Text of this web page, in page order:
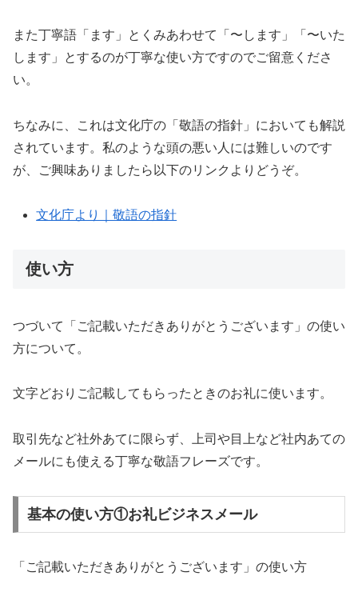
また丁寧語「ます」とくみあわせて「〜します」「〜いた
します」とするのが丁寧な使い方ですのでご留意くださ
い。
ちなみに、これは文化庁の「敬語の指針」においても解説
されています。私のような頭の悪い人には難しいのです
が、ご興味ありましたら以下のリンクよりどうぞ。
文化庁より｜敬語の指針
使い方
つづいて「ご記載いただきありがとうございます」の使い
方について。
文字どおりご記載してもらったときのお礼に使います。
取引先など社外あてに限らず、上司や目上など社内あての
メールにも使える丁寧な敬語フレーズです。
基本の使い方①お礼ビジネスメール
「ご記載いただきありがとうございます」の使い方